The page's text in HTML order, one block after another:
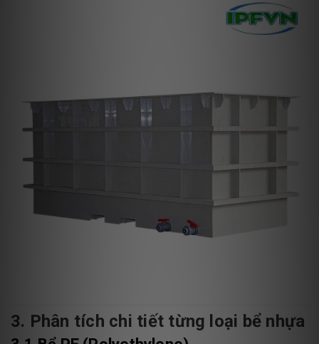
3. Phân tích chi tiết từng loại bể nhựa